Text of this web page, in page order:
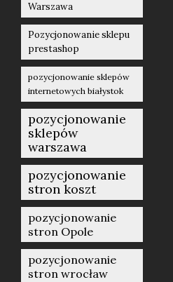
Warszawa
Pozycjonowanie sklepu
prestashop
pozycjonowanie sklepów
internetowych białystok
pozycjonowanie
sklepów
warszawa
pozycjonowanie
stron koszt
pozycjonowanie
stron Opole
pozycjonowanie
stron wrocław